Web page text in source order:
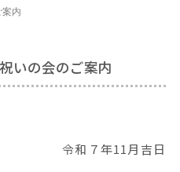
内
いの会のご案内
令和７年11月吉日